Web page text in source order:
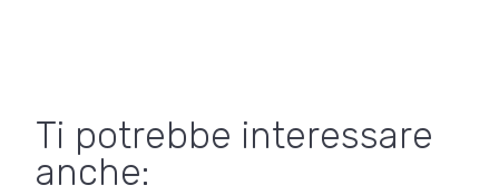
Ti potrebbe interessare
anche: